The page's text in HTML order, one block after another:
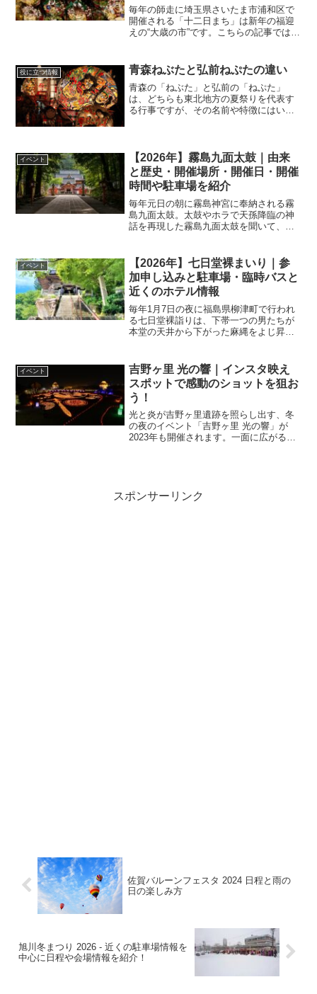
毎年の師走に埼玉県さいたま市浦和区で
開催される「十二日まち」は新年の福迎
えの“大歳の市”です。こちらの記事では、
便利な駐車場情報などを紹介しています
のでご参考いた
役に立つ情報 青森ねぶたと弘前ねぷたの違い
青森の「ねぶた」と弘前の「ねぷた」
は、どちらも東北地方の夏祭りを代表す
る行事ですが、その名前や特徴にはいく
いてはいくつかの説があ
イベント
【2026年】霧島九面太鼓｜由来
と歴史・開催場所・開催日・開催
時間や駐車場を紹介
毎年元日の朝に霧島神宮に奉納される霧
島九面太鼓。太鼓やホラで天孫降臨の神
話を再現した霧島九面太鼓を聞いて、新
太鼓の由来と歴史・開催場所・開催日・
開催時間や駐車場についてご紹介してお
ります。
イベント
【2026年】七日堂裸まいり｜参
加申し込みと駐車場・臨時バスと
近くのホテル情報
毎年1月7日の夜に福島県柳津町で行われ
る七日堂裸詣りは、下帯一つの男たちが
本堂の天井から下がった麻縄をよじ昇っ
み方法、アクセスや駐車場、無料の臨時
バス、また開催会場近…
イベント
吉野ヶ里 光の響｜インスタ映え
スポットで感動のショットを狙お
う！
光と炎が吉野ヶ里遺跡を照らし出す、冬
の夜のイベント「吉野ヶ里 光の響」が
2023年も開催されます。一面に広がる数
冬の風物詩ともいえるイベントになりま
した。
スポンサーリンク
佐賀バルーンフェスタ 2024 日程と雨の
日の楽しみ方
旭川冬まつり 2026 ‐ 近くの駐車場情報を
中心に日程や会場情報を紹介！